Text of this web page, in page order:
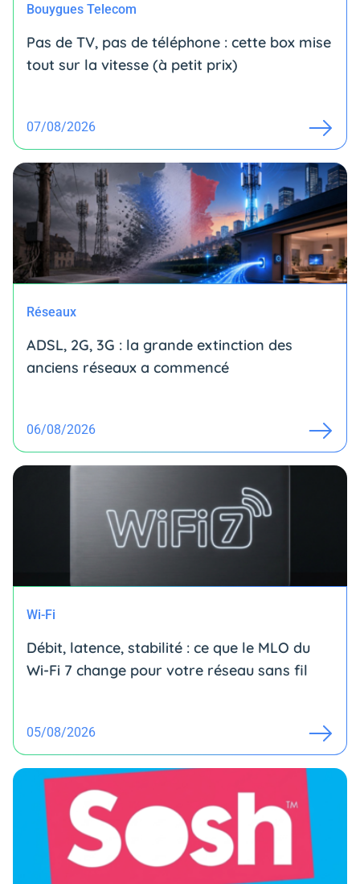
Bouygues Telecom
Pas de TV, pas de téléphone : cette box mise
tout sur la vitesse (à petit prix)
07/08/2026
Réseaux
ADSL, 2G, 3G : la grande extinction des
anciens réseaux a commencé
06/08/2026
Wi-Fi
Débit, latence, stabilité : ce que le MLO du
Wi-Fi 7 change pour votre réseau sans fil
05/08/2026